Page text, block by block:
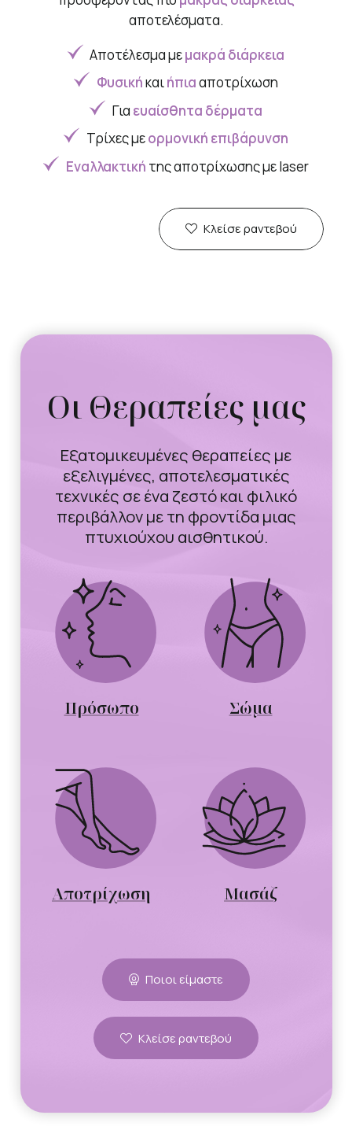
αποτελέσματα.
Αποτέλεσμα μεμακρά διάρκεια
Φυσικήκαιήπιααποτρίχωση
Για ευαίσθητα δέρματα
Τρίχες μεορμονική επιβάρυνση
Εναλλακτική της αποτρίχωσης με laser
Κλείσε ραντεβού
Οι Θεραπείες μας
Εξατομικευμένες θεραπείες με
εξελιγμένες, αποτελεσματικές
τεχνικές σε ένα ζεστό και φιλικό
περιβάλλον με τη φροντίδα μιας
πτυχιούχου αισθητικού.
Πρόσωπο Σώμα
Αποτρίχωση Μασάζ
Ποιοι είμαστε
Κλείσε ραντεβού